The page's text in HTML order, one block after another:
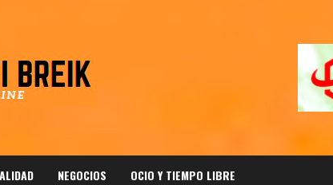
NEGOCIOS OCIO Y TIEMPO LIBRE